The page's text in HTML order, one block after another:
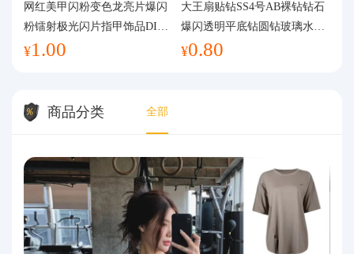
网红美甲闪粉变色龙亮片爆闪
粉镭射极光闪片指甲饰品DIY
手工流麻
¥1.00
大王扇贴钻SS4号AB裸钻钻石
爆闪透明平底钻圆钻玻璃水钻
美甲钻饰
¥0.80
商品分类 全部